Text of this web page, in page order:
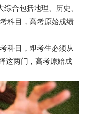
合包括地理、历史、
科目，高考原始成绩
科目，即考生必须从
这两门，高考原始成